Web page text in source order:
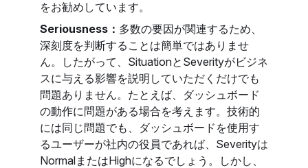
をお勧めしています。
Seriousness： 多数の要因が関連するため、
深刻度を判断することは簡単ではありませ
ん。したがって、SituationとSeverityがビジネ
スに与える影響を説明していただくだけでも
問題ありません。たとえば、ダッシュボード
の動作に問題がある場合を考えます。技術的
には同じ問題でも、ダッシュボードを使用す
るユーザーが社内の役員であれば、Severityは
NormalまたはHighになるでしょう。しかし、